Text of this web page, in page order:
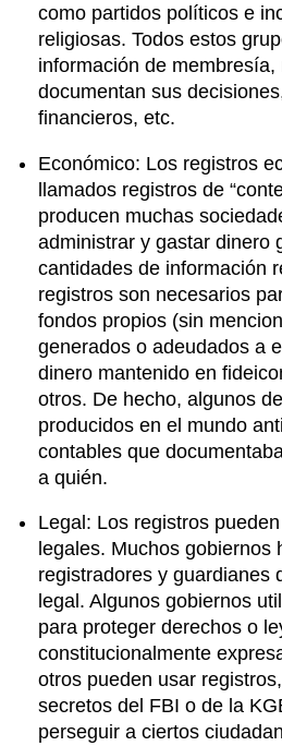
como partidos políticos e
religiosas. Todos estos
información de
documentan sus
financieros, etc.
Económico: Los registros
llamados registros de
producen muchas
administrar y gastar dinero
cantidades de información
registros son necesarios
fondos propios (sin
generados o adeudados a
dinero mantenido en
otros. De hecho, algunos
producidos en el mundo
contables que
a quién.
Legal: Los registros
legales. Muchos gobiernos
registradores y guardianes
legal. Algunos gobiernos
para proteger derechos o
constitucionalmente
otros pueden usar
secretos del FBI o de la
perseguir a ciertos